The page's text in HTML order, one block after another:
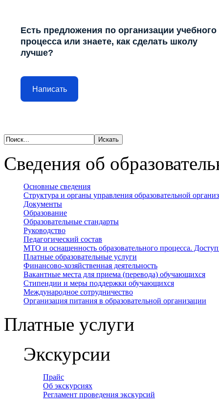
Есть предложения по организации учебного
процесса или знаете, как сделать школу
лучше?
Написать
Сведения об
Основные сведения
Структура и органы управления образовательной
Документы
Образование
Образовательные стандарты
Руководство
Педагогический состав
МТО и оснащенность образовательного процесса.
Платные образовательные услуги
Финансово-хозяйственная деятельность
Вакантные места для приема (перевода) обучающихся
Стипендии и меры поддержки обучающихся
Международное сотрудничество
Организация питания в образовательной организации
Платные услуги
Экскурсии
Прайс
Об экскурсиях
Регламент проведения экскурсий